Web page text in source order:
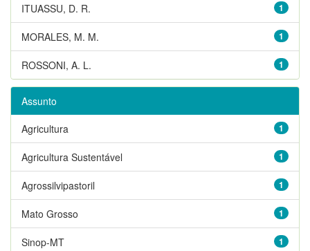
1
ITUASSU, D. R.
1
MORALES, M. M.
1
ROSSONI, A. L.
Assunto
1
Agricultura
1
Agricultura Sustentável
1
Agrossilvipastoril
1
Mato Grosso
1
Sinop-MT